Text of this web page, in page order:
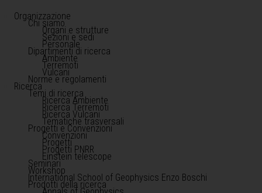
Organizzazione
Chi siamo
Organi e strutture
Sezioni e sedi
Personale
Dipartimenti di ricerca
Ambiente
Terremoti
Vulcani
Norme e regolamenti
Ricerca
Temi di ricerca
Ricerca Ambiente
Ricerca Terremoti
Ricerca Vulcani
Tematiche trasversali
Progetti e Convenzioni
Convenzioni
Progetti
Progetti PNRR
Einstein telescope
Seminari
Workshop
International School of Geophysics Enzo Boschi
Prodotti della ricerca